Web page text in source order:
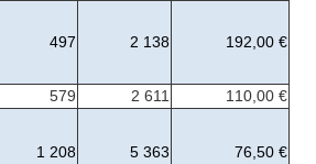
497 2 138 192,00 €
579 2 611 110,00 €
1 208 5 363 76,50 €